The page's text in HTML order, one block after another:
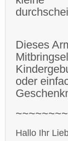
Dieses
oder
Hallo Ihr